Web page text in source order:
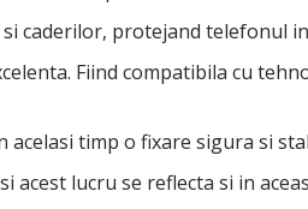
caderilor, protejand telefonul
Fiind compatibila cu
timp o fixare sigura si
acest lucru se reflecta si in